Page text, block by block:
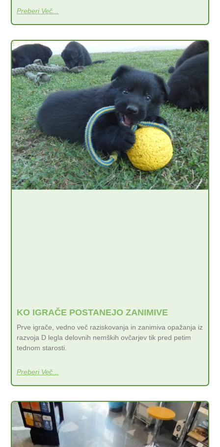
Preberi Več...
KO IGRAČE POSTANEJO ZANIMIVE
Prve igrače, vedno več raziskovanja in zanimiva opažanja iz
razvoja D legla delovnih nemških ovčarjev tik pred petim
tednom starosti.
Preberi Več...